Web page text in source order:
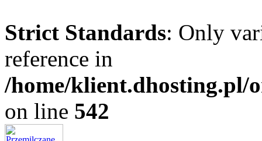
Strict Standards: Only
reference in
/home/klient.dhosting.pl/
on line 542